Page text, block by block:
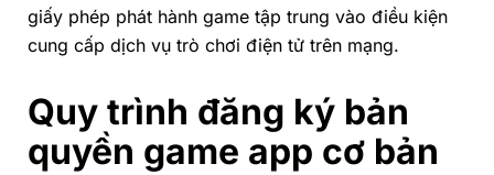
giấy phép phát hành game tập trung vào điều kiện
cung cấp dịch vụ trò chơi điện tử trên mạng.
Quy trình đăng ký bản
quyền game app cơ bản